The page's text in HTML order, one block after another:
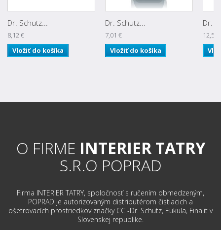
Dr. Schutz...
8,12 €
Vložiť do košíka
Dr. Schutz...
7,01 €
Vložiť do košíka
Dr.
12,57
O FIRME INTERIER TATRY
S.R.O POPRAD
Firma INTERIER TATRY, spoločnosť s ručením obmedzeným,
POPRAD je autorizovaným distributérom čistiacich a
ošetrovacích prostriedkov značky CC -Dr. Schutz, Eukula, Finalit v
Slovenskej republike.